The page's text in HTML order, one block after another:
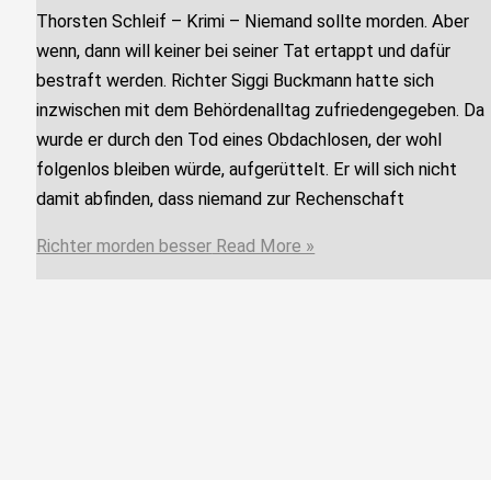
Thorsten Schleif – Krimi – Niemand sollte morden. Aber
wenn, dann will keiner bei seiner Tat ertappt und dafür
bestraft werden. Richter Siggi Buckmann hatte sich
inzwischen mit dem Behördenalltag zufriedengegeben. Da
wurde er durch den Tod eines Obdachlosen, der wohl
folgenlos bleiben würde, aufgerüttelt. Er will sich nicht
damit abfinden, dass niemand zur Rechenschaft
Richter morden besser Read More »